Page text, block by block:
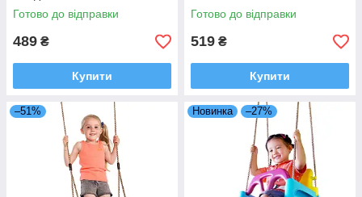
Готово до відправки
489 ₴
Купити
Готово до відправки
519 ₴
Купити
–51% Новинка –27%